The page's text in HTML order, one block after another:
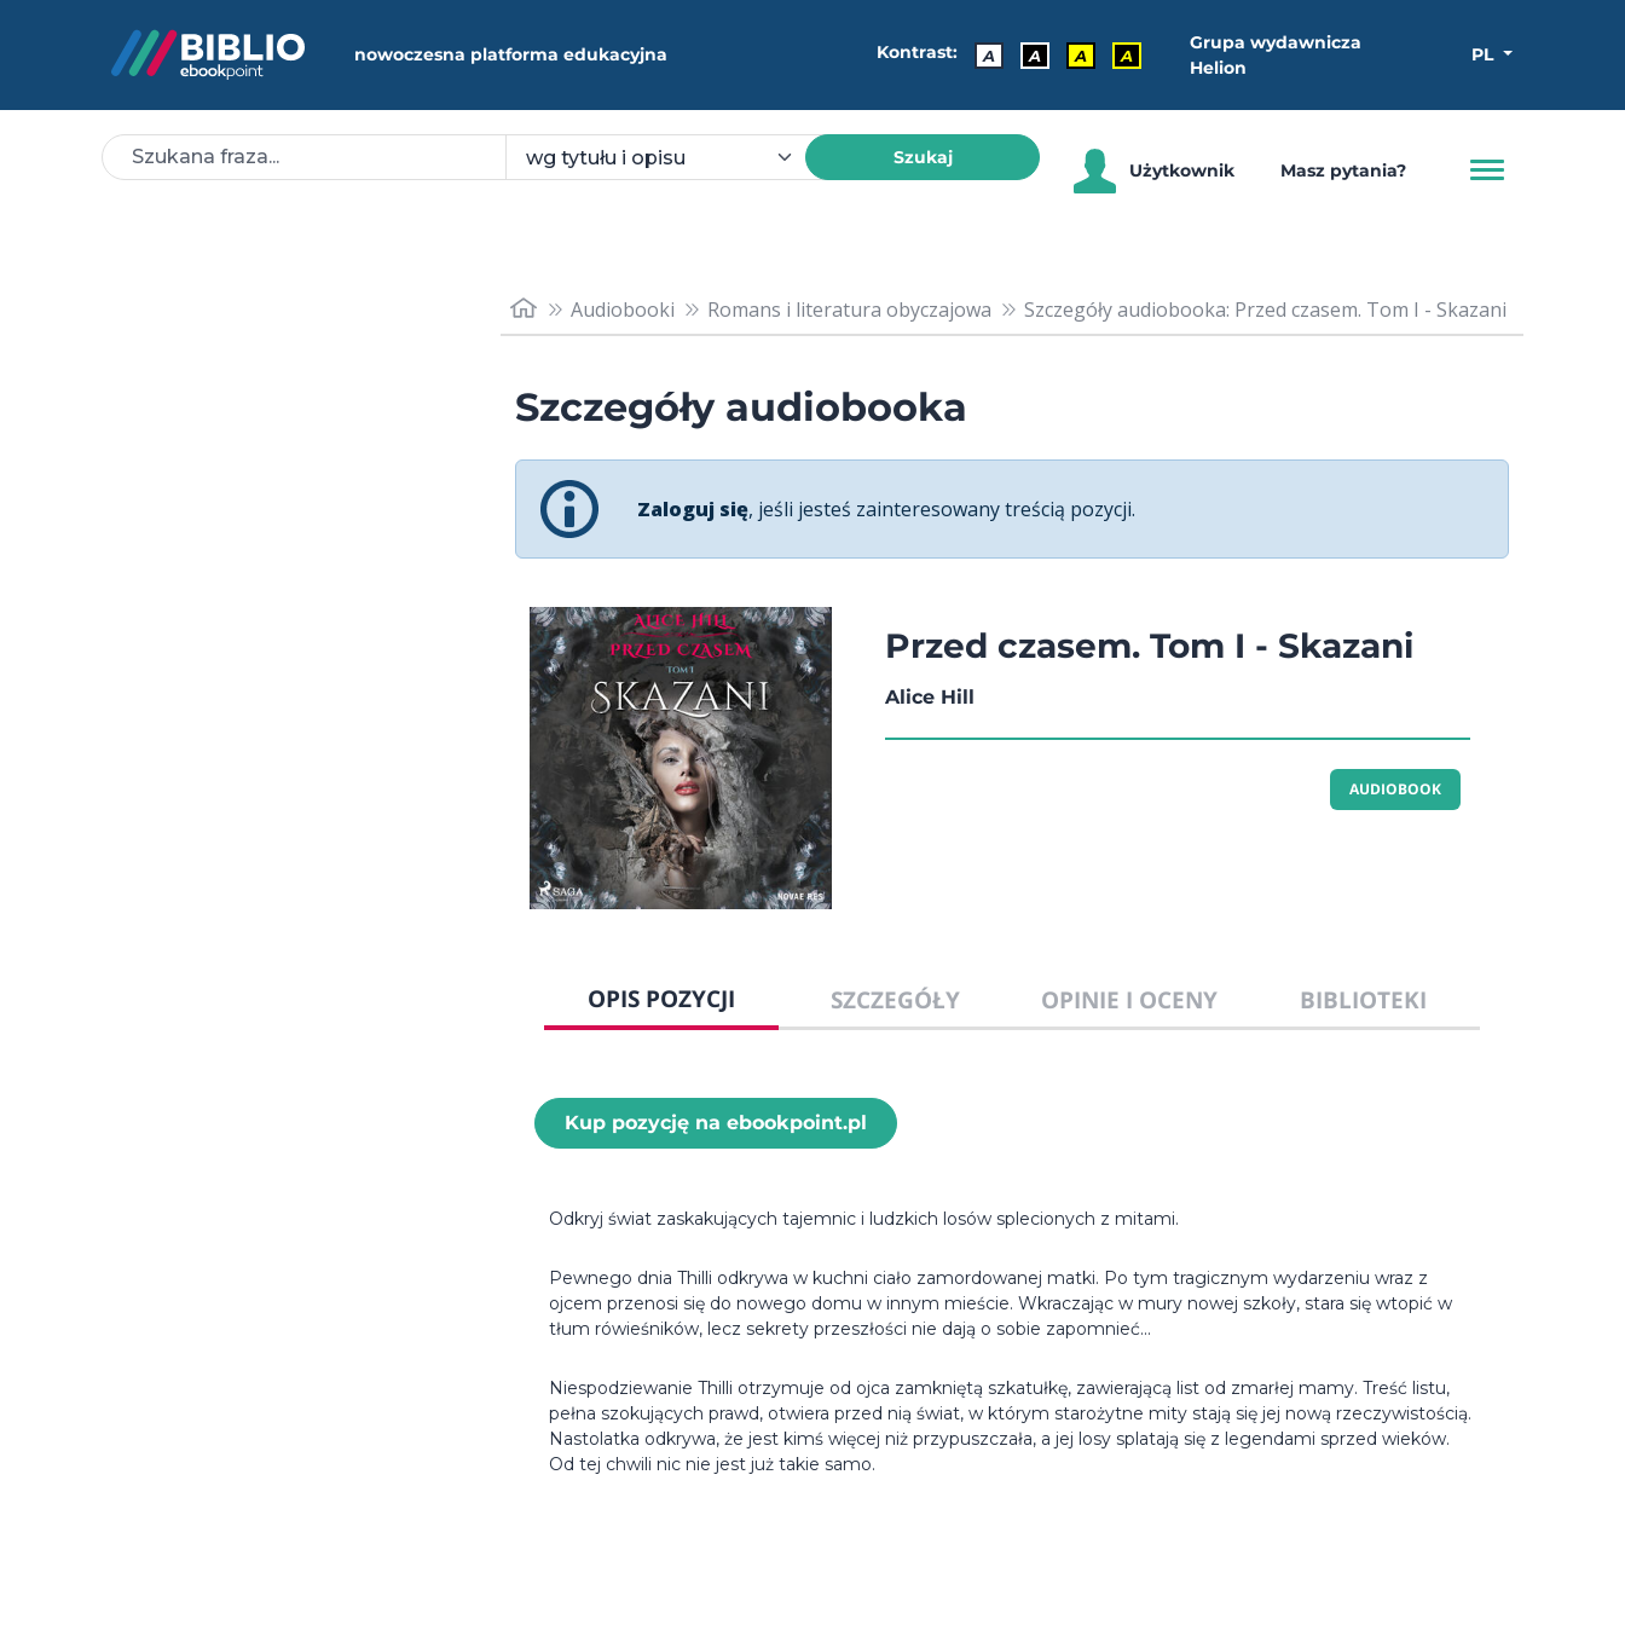
nowoczesna platforma edukacyjna Kontrast: A A A A
Grupa wydawnicza
Helion
PL
Szukaj
Użytkownik Masz pytania?
Audiobooki Romans i literatura obyczajowa Szczegóły audiobooka: Przed czasem. Tom I - Skazani
Szczegóły audiobooka
Zaloguj się, jeśli jesteś zainteresowany treścią pozycji.
Przed czasem. Tom I - Skazani
Alice Hill
AUDIOBOOK
OPIS POZYCJI SZCZEGÓŁY OPINIE I OCENY BIBLIOTEKI
Kup pozycję na ebookpoint.pl
Odkryj świat zaskakujących tajemnic i ludzkich losów splecionych z mitami.
Pewnego dnia Thilli odkrywa w kuchni ciało zamordowanej matki. Po tym tragicznym wydarzeniu wraz z
ojcem przenosi się do nowego domu w innym mieście. Wkraczając w mury nowej szkoły, stara się wtopić w
tłum rówieśników, lecz sekrety przeszłości nie dają o sobie zapomnieć...
Niespodziewanie Thilli otrzymuje od ojca zamkniętą szkatułkę, zawierającą list od zmarłej mamy. Treść listu,
pełna szokujących prawd, otwiera przed nią świat, w którym starożytne mity stają się jej nową rzeczywistością.
Nastolatka odkrywa, że jest kimś więcej niż przypuszczała, a jej losy splatają się z legendami sprzed wieków.
Od tej chwili nic nie jest już takie samo.